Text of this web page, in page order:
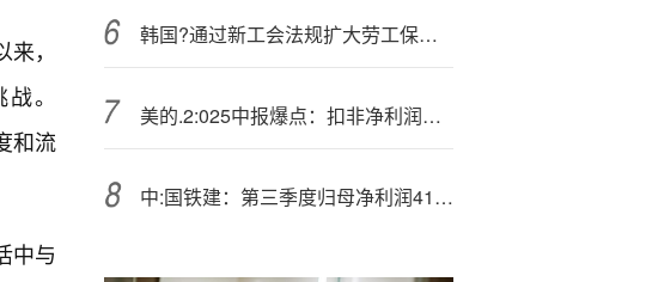
，
。
和流
中与
韩国?通过新工会法规扩大劳工保护范围
美的.2:025中报爆点：扣非净利润猛增30%，B端崛起+估值洼地藏潜力？
中:国铁建：第三季度归母净利润41.1亿元 同比增加8.34%